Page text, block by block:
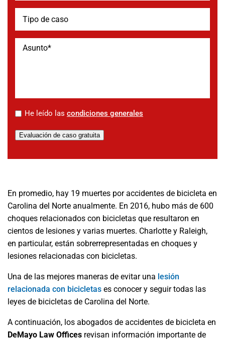
* He leído las condiciones generales
Evaluación de caso gratuita
En promedio, hay 19 muertes por accidentes de bicicleta en
Carolina del Norte anualmente. En 2016, hubo más de 600
choques relacionados con bicicletas que resultaron en
cientos de lesiones y varias muertes. Charlotte y Raleigh,
en particular, están sobrerrepresentadas en choques y
lesiones relacionadas con bicicletas.
Una de las mejores maneras de evitar una lesión
relacionada con bicicletas es conocer y seguir todas las
leyes de bicicletas de Carolina del Norte.
A continuación, los abogados de accidentes de bicicleta en
DeMayo Law Offices revisan información importante de